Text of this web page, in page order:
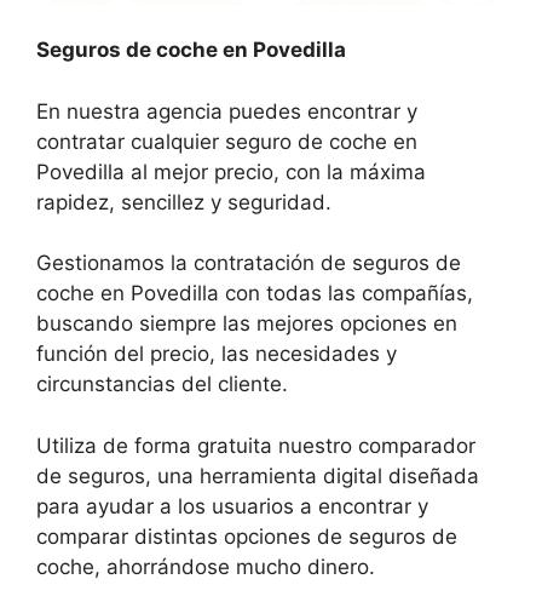
Seguros de coche en Povedilla
En nuestra agencia puedes encontrar y
contratar cualquier seguro de coche en
Povedilla al mejor precio, con la máxima
rapidez, sencillez y seguridad.
Gestionamos la contratación de seguros de
coche en Povedilla con todas las compañías,
buscando siempre las mejores opciones en
función del precio, las necesidades y
circunstancias del cliente.
Utiliza de forma gratuita nuestro comparador
de seguros, una herramienta digital diseñada
para ayudar a los usuarios a encontrar y
comparar distintas opciones de seguros de
coche, ahorrándose mucho dinero.